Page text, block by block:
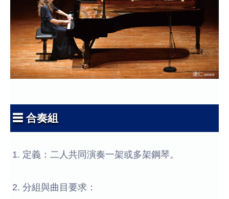
☰ 合奏組
1. 定義：二人共同演奏一架或多架鋼琴。
2. 分組與曲目要求：